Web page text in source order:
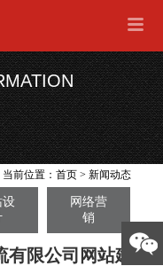
当前位置：首页 >新闻动态
设
网络营
销
有限公司网站建设